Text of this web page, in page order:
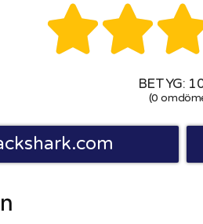

BETYG:
(0